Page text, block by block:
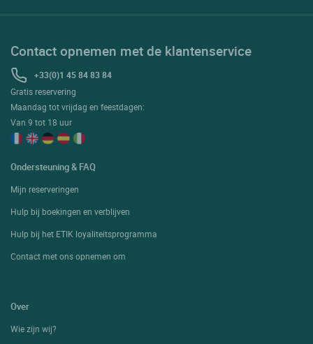
Contact opnemen met de klantenservice
+33(0)1 45 84 83 84
Gratis reservering
Maandag tot vrijdag en feestdagen:
Van 9 tot 18 uur
Ondersteuning & FAQ
Mijn reserveringen
Hulp bij boekingen en verblijven
Hulp bij het ETIK loyaliteitsprogramma
Contact met ons opnemen om
Over
Wie zijn wij?